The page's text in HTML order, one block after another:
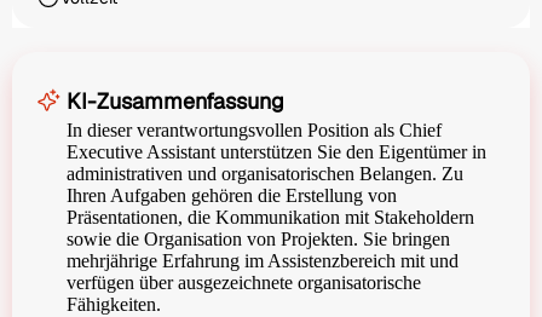
Beschäftigungsart
KI-Zusammenfassung
In dieser verantwortungsvollen Position als Chief
Executive Assistant unterstützen Sie den Eigentümer in
administrativen und organisatorischen Belangen. Zu
Ihren Aufgaben gehören die Erstellung von
Präsentationen, die Kommunikation mit Stakeholdern
sowie die Organisation von Projekten. Sie bringen
mehrjährige Erfahrung im Assistenzbereich mit und
verfügen über ausgezeichnete organisatorische
Fähigkeiten.